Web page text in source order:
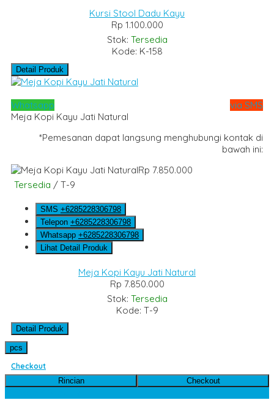
Kursi Stool Dadu Kayu
Rp 1.100.000
Stok: Tersedia
Kode: K-158
Detail Produk
Whatsapp
via SMS
Meja Kopi Kayu Jati Natural
*Pemesanan dapat langsung menghubungi kontak di
bawah ini:
Rp 7.850.000
Tersedia / T-9
SMS +6285228306798
Telepon +6285228306798
Whatsapp +6285228306798
Lihat Detail Produk
Meja Kopi Kayu Jati Natural
Rp 7.850.000
Stok: Tersedia
Kode: T-9
Detail Produk
pcs
Checkout
Rincian
Checkout